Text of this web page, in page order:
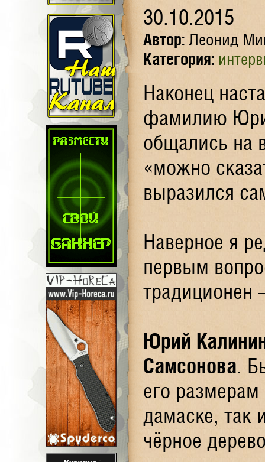
30.10.2015
Автор: Леонид
Категория:
Наконец
фамилию
общались на
«можно
выразился
Наверное я
первым
традиционен
Юрий
Самсонова.
его
дамаске, так
чёрное